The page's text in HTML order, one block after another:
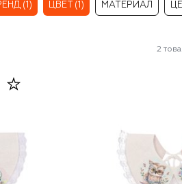
(1) ЦВЕТ (1) МАТЕРИАЛ
2